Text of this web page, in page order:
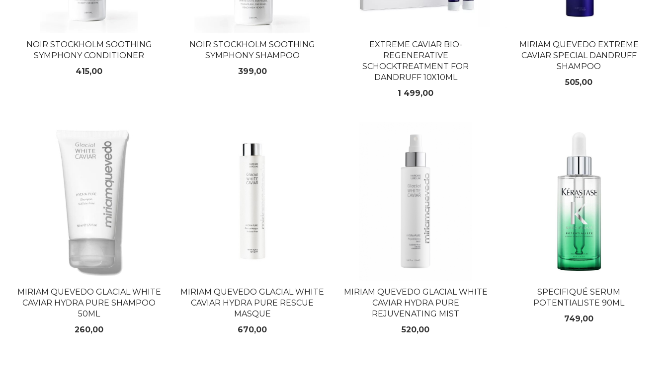
NOIR STOCKHOLM SOOTHING
SYMPHONY CONDITIONER
Pris
415,00
NOIR STOCKHOLM SOOTHING
SYMPHONY SHAMPOO
Pris
399,00
EXTREME CAVIAR BIO-
REGENERATIVE
SCHOCKTREATMENT FOR
DANDRUFF 10X10ML
Pris
1 499,00
MIRIAM QUEVEDO EXTREME
CAVIAR SPECIAL DANDRUFF
SHAMPOO
Pris
505,00
MIRIAM QUEVEDO GLACIAL WHITE
CAVIAR HYDRA PURE SHAMPOO
50ML
Pris
260,00
MIRIAM QUEVEDO GLACIAL WHITE
CAVIAR HYDRA PURE RESCUE
MASQUE
Pris
670,00
MIRIAM QUEVEDO GLACIAL WHITE
CAVIAR HYDRA PURE
REJUVENATING MIST
Pris
520,00
SPECIFIQUÉ SERUM
POTENTIALISTE 90ML
Pris
749,00